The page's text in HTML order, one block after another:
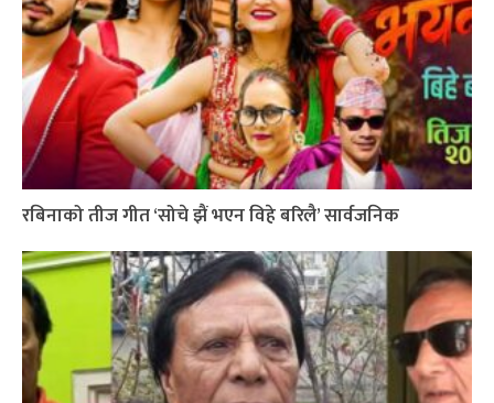
रबिनाको तीज गीत ‘सोचे झैं भएन विहे बरिलै’ सार्वजनिक